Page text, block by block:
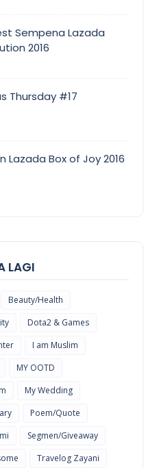
Sempena Lazada
2016
Thursday #17
Lazada Box of Joy 2016
LAGI
Beauty/Health
Dota2 & Games
I am Muslim
MY OOTD
My Wedding
Poem/Quote
Segmen/Giveaway
Travelog Zayani